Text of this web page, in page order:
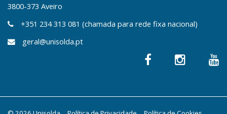
3800-373 Aveiro
+351 234 313 081 (chamada para rede fixa nacional)
geral@unisolda.pt